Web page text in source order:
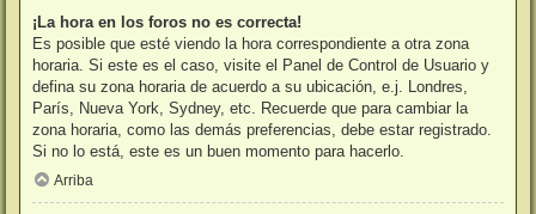
¡La hora en los foros no es correcta!
Es posible que esté viendo la hora correspondiente a otra zona
horaria. Si este es el caso, visite el Panel de Control de Usuario y
defina su zona horaria de acuerdo a su ubicación, e.j. Londres,
París, Nueva York, Sydney, etc. Recuerde que para cambiar la
zona horaria, como las demás preferencias, debe estar registrado.
Si no lo está, este es un buen momento para hacerlo.
Arriba